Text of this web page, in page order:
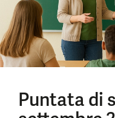
Puntata di